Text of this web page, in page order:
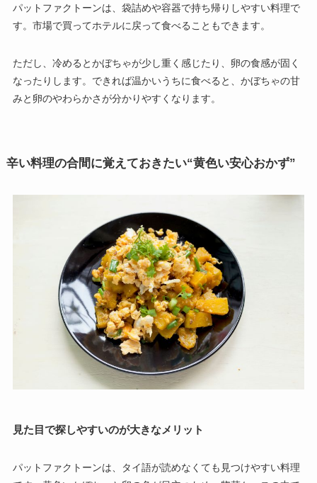
パットファクトーンは、袋詰めや容器で持ち帰りしやすい料理で
す。市場で買ってホテルに戻って食べることもできます。
ただし、冷めるとかぼちゃが少し重く感じたり、卵の食感が固く
なったりします。できれば温かいうちに食べると、かぼちゃの甘
みと卵のやわらかさが分かりやすくなります。
辛い料理の合間に覚えておきたい“黄色い安心おかず”
見た目で探しやすいのが大きなメリット
パットファクトーンは、タイ語が読めなくても見つけやすい料理